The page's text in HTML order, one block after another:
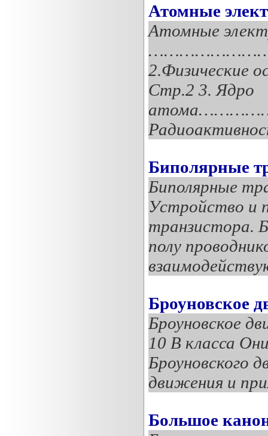
Атомные
Атомные
2.Физические
Стр.2 3. Ядро
Биполярные
Биполярные
Устройство и
транзистора.
полу
Броуновское
Броуновское
10 В класса
Броуновского
движения и
Большое